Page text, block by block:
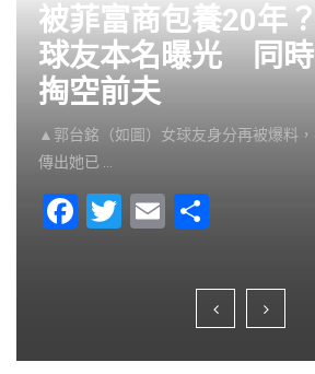
被菲富商包養20年
球友本名曝光 同
掏空前夫
▲郭台銘（如圖）女球友身分再被爆料
傳出她已 …
F
b
T
E
ar
e